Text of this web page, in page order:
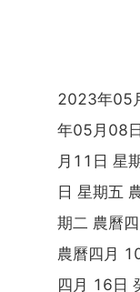
2023年05
年05月08
月11日 星
日 星期五
期二 農曆
農曆四月
四月 16日